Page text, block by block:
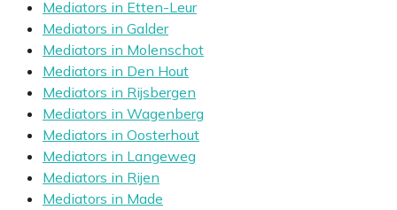
Mediators in Etten-Leur
Mediators in Galder
Mediators in Molenschot
Mediators in Den Hout
Mediators in Rijsbergen
Mediators in Wagenberg
Mediators in Oosterhout
Mediators in Langeweg
Mediators in Rijen
Mediators in Made